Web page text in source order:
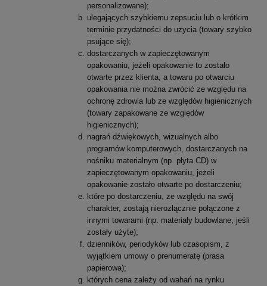
personalizowane);
ulegających szybkiemu zepsuciu lub o krótkim
terminie przydatności do użycia (towary szybko
psujące się);
dostarczanych w zapieczętowanym
opakowaniu, jeżeli opakowanie to zostało
otwarte przez klienta, a towaru po otwarciu
opakowania nie można zwrócić ze względu na
ochronę zdrowia lub ze względów higienicznych
(towary zapakowane ze względów
higienicznych);
nagrań dźwiękowych, wizualnych albo
programów komputerowych, dostarczanych na
nośniku materialnym (np. płyta CD) w
zapieczętowanym opakowaniu, jeżeli
opakowanie zostało otwarte po dostarczeniu;
które po dostarczeniu, ze względu na swój
charakter, zostają nierozłącznie połączone z
innymi towarami (np. materiały budowlane, jeśli
zostały użyte);
dzienników, periodyków lub czasopism, z
wyjątkiem umowy o prenumeratę (prasa
papierowa);
których cena zależy od wahań na rynku